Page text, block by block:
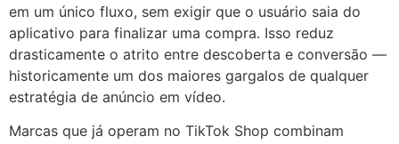
em um único fluxo, sem exigir que o usuário saia do
aplicativo para finalizar uma compra. Isso reduz
drasticamente o atrito entre descoberta e conversão —
historicamente um dos maiores gargalos de qualquer
estratégia de anúncio em vídeo.
Marcas que já operam no TikTok Shop combinam